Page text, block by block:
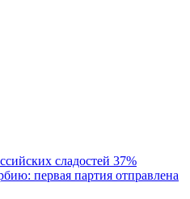
сладостей 37%
первая партия отправлена